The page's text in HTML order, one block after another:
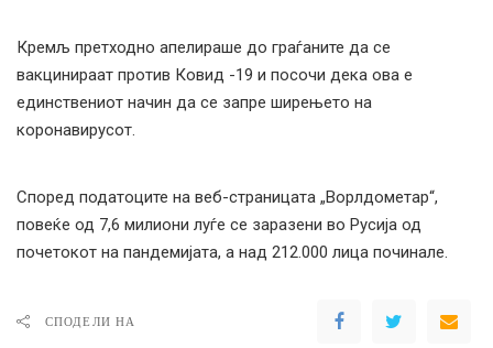
Кремљ претходно апелираше до граѓаните да се
вакцинираат против Ковид -19 и посочи дека ова е
единствениот начин да се запре ширењето на
коронавирусот.
Според податоците на веб-страницата „Ворлдометар“,
повеќе од 7,6 милиони луѓе се заразени во Русија од
почетокот на пандемијата, а над 212.000 лица починале.
СПОДЕЛИ НА